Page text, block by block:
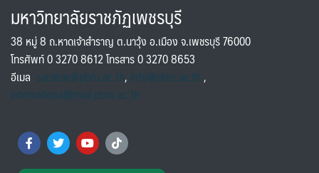
มหาวิทยาลัยราชภัฏเพชรบุรี
38 หมู่ 8 ถ.หาดเจ้าสำราญ ต.นาวุ้ง อ.เมือง จ.เพชรบุรี 76000
โทรศัพท์ 0 3270 8612 โทรสาร 0 3270 8653
อีเมล saraban@pbru.ac.th, info@pbru.ac.th,
international@mail.pbru.ac.th